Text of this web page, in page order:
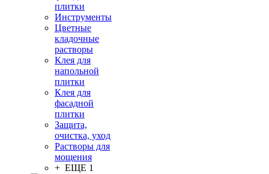
плитки
Инструменты
Цветные
кладочные
растворы
Клея для
напольной
плитки
Клея для
фасадной
плитки
Защита,
очистка, уход
Растворы для
мощения
+ ЕЩЕ 1